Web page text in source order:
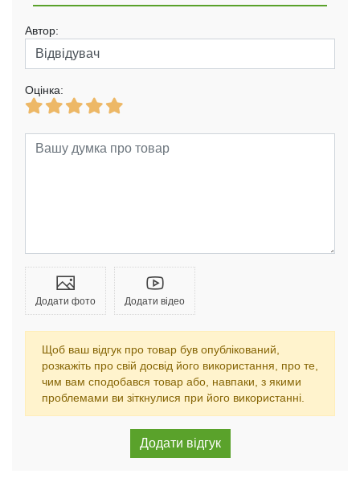
Автор:
Оцінка:
Додати фото Додати відео
Щоб ваш відгук про товар був опублікований,
розкажіть про свій досвід його використання, про те,
чим вам сподобався товар або, навпаки, з якими
проблемами ви зіткнулися при його використанні.